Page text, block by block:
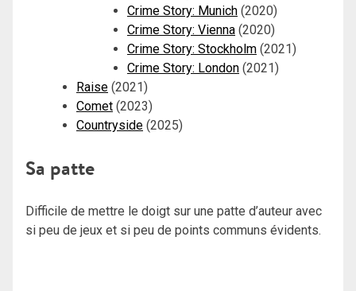
Crime Story: Munich (2020)
Crime Story: Vienna (2020)
Crime Story: Stockholm (2021)
Crime Story: London (2021)
Raise (2021)
Comet (2023)
Countryside (2025)
Sa patte
Difficile de mettre le doigt sur une patte d’auteur avec
si peu de jeux et si peu de points communs évidents.